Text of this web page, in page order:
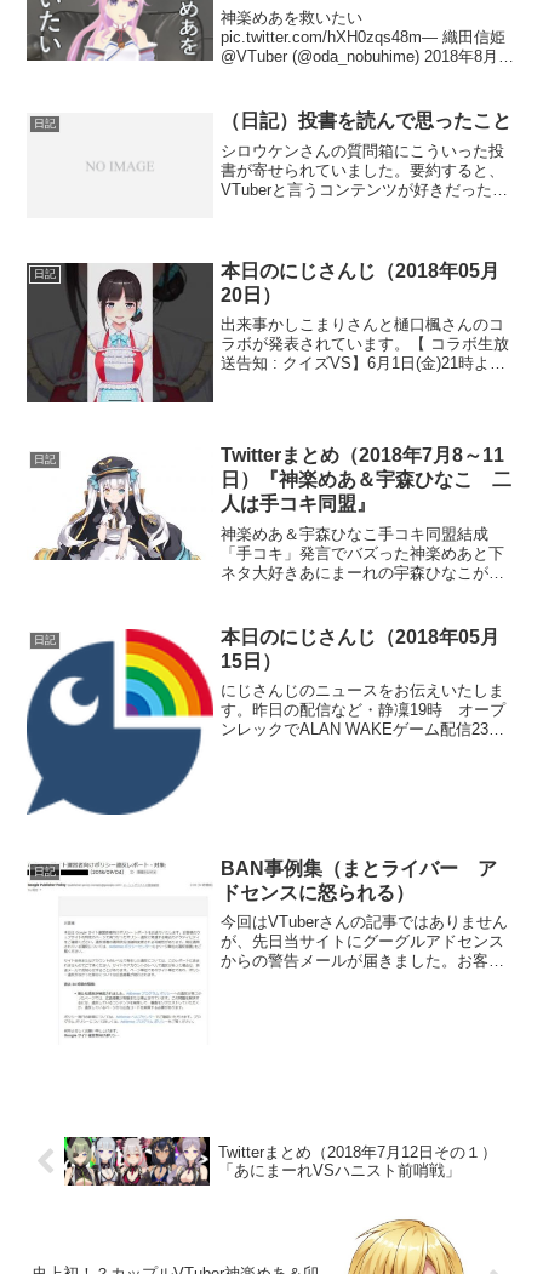
神楽めあを救いたい
pic.twitter.com/hXH0zqs48m— 織田信姫
@VTuber (@oda_nobuhime) 2018年8月30
が突然奇妙なことを...
日記 （日記）投書を読んで思ったこと
シロウケンさんの質問箱にこういった投
書が寄せられていました。要約すると、
VTuberと言うコンテンツが好きだったの
たということのよう...
日記
本日のにじさんじ（2018年05月
20日）
出来事かしこまりさんと樋口楓さんのコ
ラボが発表されています。【 コラボ生放
送告知 : クイズVS】6月1日(金)21時より
日記
Twitterまとめ（2018年7月8～11
日）『神楽めあ＆宇森ひなこ 二
人は手コキ同盟』
神楽めあ＆宇森ひなこ手コキ同盟結成
「手コキ」発言でバズった神楽めあと下
ネタ大好きあにまーれの宇森ひなこが意
ふ！仲良くしましょううう･:*+.\(( °ω°
))/.:+...
日記
本日のにじさんじ（2018年05月
15日）
にじさんじのニュースをお伝えいたしま
す。昨日の配信など・静凜19時 オープ
ンレックでALAN WAKEゲーム配信23
日記
BAN事例集（まとライバー ア
ドセンスに怒られる）
今回はVTuberさんの記事ではありません
が、先日当サイトにグーグルアドセンス
からの警告メールが届きました。お客様
Twitterまとめ（2018年7月12日その１）
「あにまーれVSハニスト前哨戦」